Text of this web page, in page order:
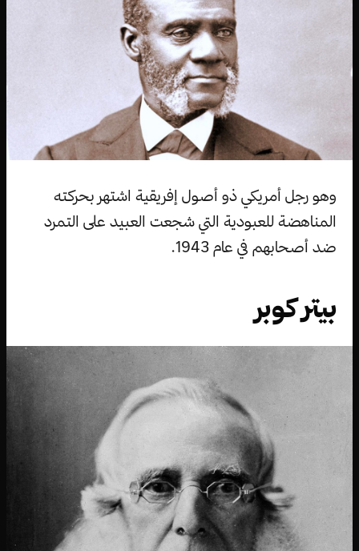
وهو رجل أمريكي ذو أصول إفريقية اشتهر بحركته
المناهضة للعبودية التي شجعت العبيد على التمرد
ضد أصحابهم في عام 1943.
بيتر كوبر